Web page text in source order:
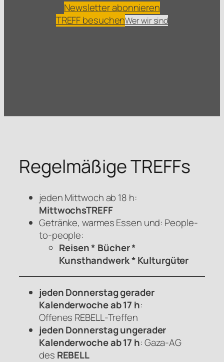
Newsletter abonnieren
TREFF besuchenWer wir sind
Regelmäßige TREFFs
jeden Mittwoch ab 18 h:
MittwochsTREFF
Getränke, warmes Essen und: People-
to-people:
Reisen * Bücher *
Kunsthandwerk * Kulturgüter
jeden Donnerstag gerader
Kalenderwoche ab 17 h:
Offenes REBELL-Treffen
jeden Donnerstag ungerader
Kalenderwoche ab 17 h: Gaza-AG
des REBELL